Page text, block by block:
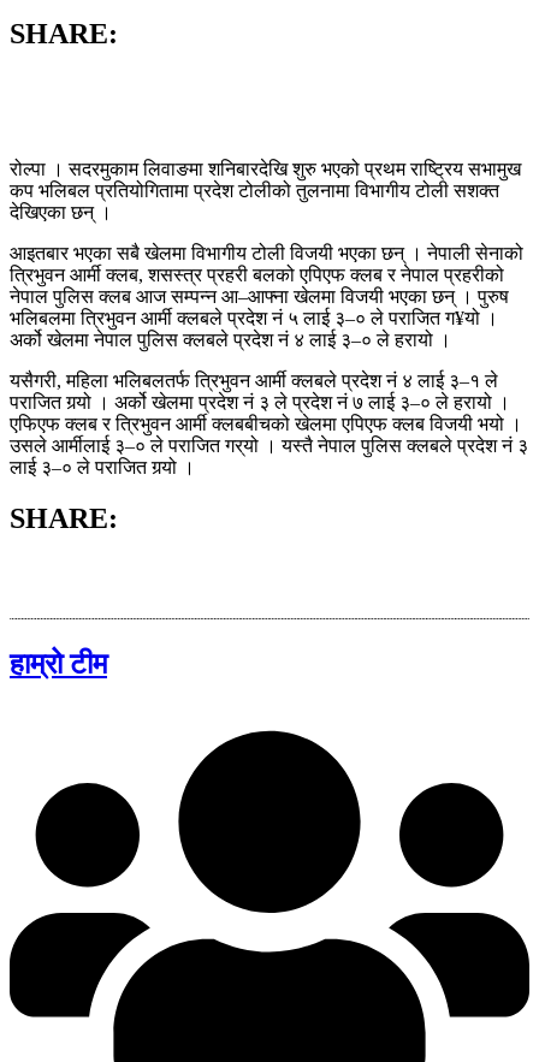
SHARE:
रोल्पा । सदरमुकाम लिवाङमा शनिबारदेखि शुरु भएको प्रथम राष्ट्रिय सभामुख
कप भलिबल प्रतियोगितामा प्रदेश टोलीको तुलनामा विभागीय टोली सशक्त
देखिएका छन् ।
आइतबार भएका सबै खेलमा विभागीय टोली विजयी भएका छन् । नेपाली सेनाको
त्रिभुवन आर्मी क्लब, शसस्त्र प्रहरी बलको एपिएफ क्लब र नेपाल प्रहरीको
नेपाल पुलिस क्लब आज सम्पन्न आ–आफ्ना खेलमा विजयी भएका छन् । पुरुष
भलिबलमा त्रिभुवन आर्मी क्लबले प्रदेश नं ५ लाई ३–० ले पराजित ग¥यो ।
अर्को खेलमा नेपाल पुलिस क्लबले प्रदेश नं ४ लाई ३–० ले हरायो ।
यसैगरी, महिला भलिबलतर्फ त्रिभुवन आर्मी क्लबले प्रदेश नं ४ लाई ३–१ ले
पराजित गर्‍यो । अर्को खेलमा प्रदेश नं ३ ले प्रदेश नं ७ लाई ३–० ले हरायो ।
एफिएफ क्लब र त्रिभुवन आर्मी क्लबबीचको खेलमा एपिएफ क्लब विजयी भयो ।
उसले आर्मीलाई ३–० ले पराजित गर‍्‍यो । यस्तै नेपाल पुलिस क्लबले प्रदेश नं ३
लाई ३–० ले पराजित गर्‍यो ।
SHARE:
हाम्रो टीम